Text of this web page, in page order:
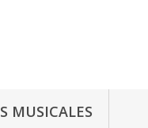
MUSICALES